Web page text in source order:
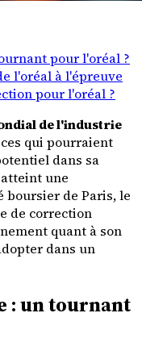
pour l'oréal ?
l'oréal à l'épreuve
pour l'oréal ?
de l'industrie
qui pourraient
dans sa
une
boursier de Paris, le
de correction
quant à son
dans un
: un tournant